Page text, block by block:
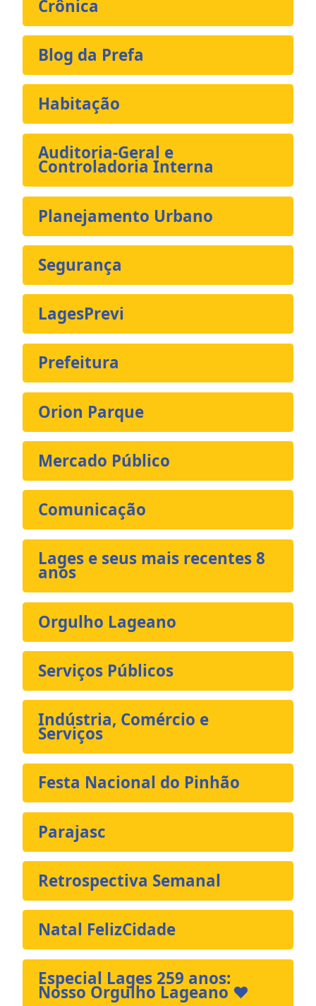
Crônica
Blog da Prefa
Habitação
Auditoria-Geral e
Controladoria Interna
Planejamento Urbano
Segurança
LagesPrevi
Prefeitura
Orion Parque
Mercado Público
Comunicação
Lages e seus mais recentes 8
anos
Orgulho Lageano
Serviços Públicos
Indústria, Comércio e
Serviços
Festa Nacional do Pinhão
Parajasc
Retrospectiva Semanal
Natal FelizCidade
Especial Lages 259 anos:
Nosso Orgulho Lageano ❤️